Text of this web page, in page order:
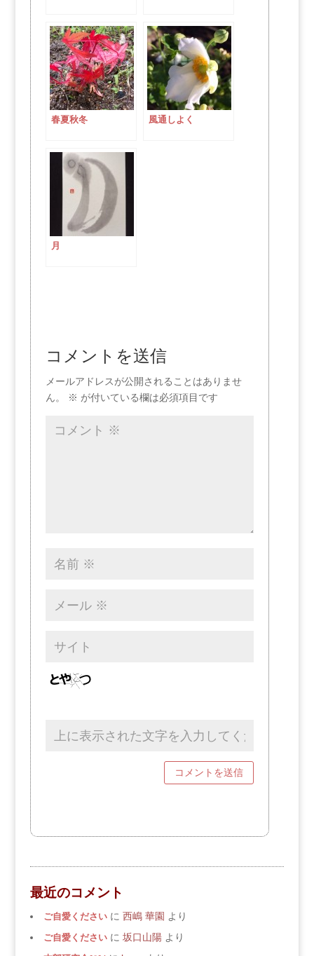
春夏秋冬 風通しよく
月
コメントを送信
メールアドレスが公開されることはありませ
ん。
※ が付いている欄は必須項目です
最近のコメント
ご自愛くださいに 西嶋 華園 より
ご自愛くださいに 坂口山陽より